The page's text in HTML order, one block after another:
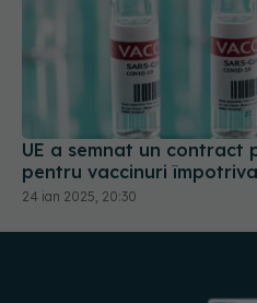
UE a semnat un contract
pentru vaccinuri
24 ian 2025, 20:30